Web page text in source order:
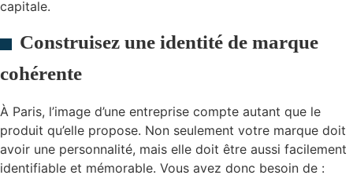
capitale.
Construisez une identité de marque
cohérente
À Paris, l’image d’une entreprise compte autant que le
produit qu’elle propose. Non seulement votre marque doit
avoir une personnalité, mais elle doit être aussi facilement
identifiable et mémorable. Vous avez donc besoin de :